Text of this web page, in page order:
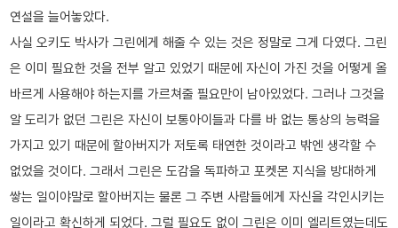
연설을 늘어놓았다.
사실 오키도 박사가 그린에게 해줄 수 있는 것은 정말로 그게 다였다. 그린
은 이미 필요한 것을 전부 알고 있었기 때문에 자신이 가진 것을 어떻게 올
바르게 사용해야 하는지를 가르쳐줄 필요만이 남아있었다. 그러나 그것을
알 도리가 없던 그린은 자신이 보통아이들과 다를 바 없는 통상의 능력을
가지고 있기 때문에 할아버지가 저토록 태연한 것이라고 밖엔 생각할 수
없었을 것이다. 그래서 그린은 도감을 독파하고 포켓몬 지식을 방대하게
쌓는 일이야말로 할아버지는 물론 그 주변 사람들에게 자신을 각인시키는
일이라고 확신하게 되었다. 그럴 필요도 없이 그린은 이미 엘리트였는데도